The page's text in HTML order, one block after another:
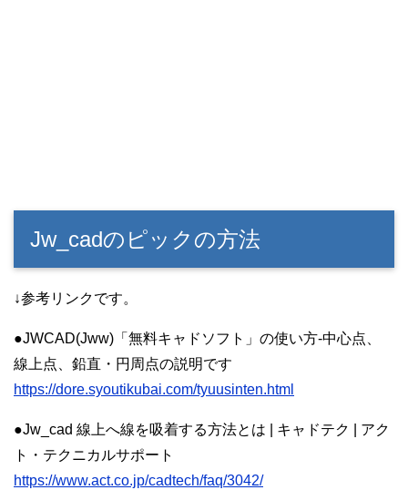
Jw_cadのピックの方法
↓参考リンクです。
●JWCAD(Jww)「無料キャドソフト」の使い方-中心点、
線上点、鉛直・円周点の説明です
https://dore.syoutikubai.com/tyuusinten.html
●Jw_cad 線上へ線を吸着する方法とは | キャドテク | アク
ト・テクニカルサポート
https://www.act.co.jp/cadtech/faq/3042/